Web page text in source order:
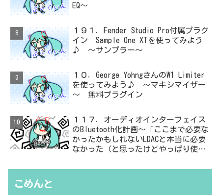
EQ～
１９１．Fender Studio Pro付属プラグ
イン Sample One XTを使ってみよう
♪ ～サンプラー～
１０．George YohngさんのW1 Limiter
を使ってみよう♪ ～マキシマイザー
～ 無料プラグイン
１１７．オーディオインターフェイス
のBluetooth化計画～「ここまで必要な
かったかもしれないLDACと本当に必要
なかった（と思ったけどやっぱり使っ
無駄を重ねた結論はシンプルだった
こめんと